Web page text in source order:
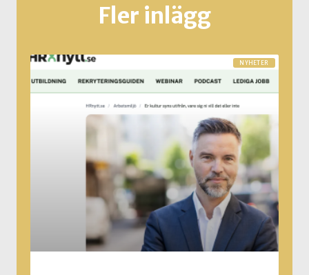
Fler inlägg
NYHETER